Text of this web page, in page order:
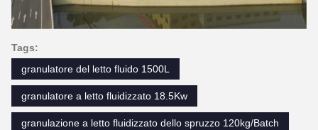
Tags:
granulatore del letto fluido 1500L
granulatore a letto fluidizzato 18.5Kw
granulazione a letto fluidizzato dello spruzzo 120kg/Batch